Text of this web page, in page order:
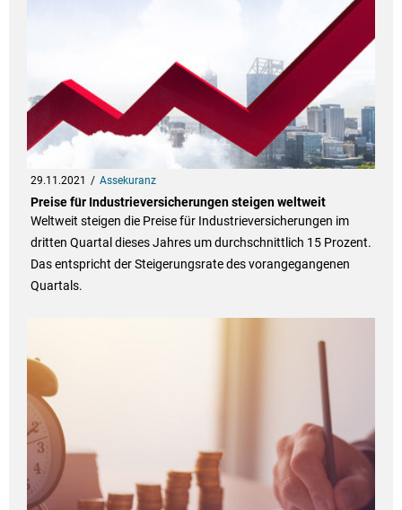
29.11.2021 Assekuranz
Preise für Industrieversicherungen steigen weltweit
Weltweit steigen die Preise für Industrieversicherungen im
dritten Quartal dieses Jahres um durchschnittlich 15 Prozent.
Das entspricht der Steigerungsrate des vorangegangenen
Quartals.